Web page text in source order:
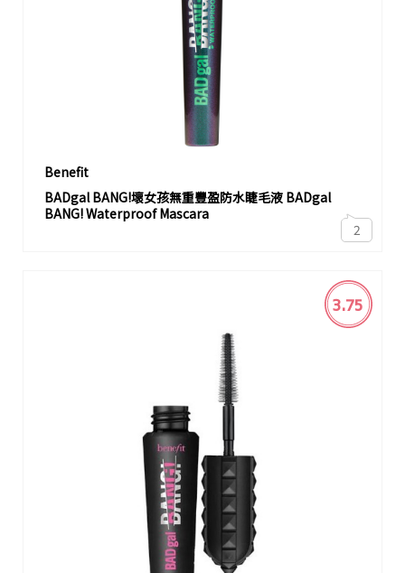
Benefit
BADgal BANG!壞女孩無重豐盈防水睫毛液 BADgal
BANG! Waterproof Mascara
2
3.75